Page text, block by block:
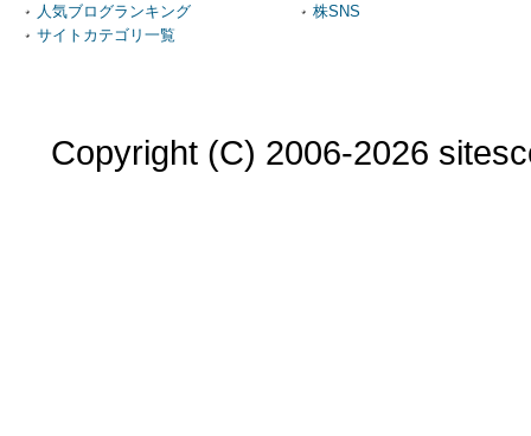
人気ブログランキング
サイトカテゴリ一覧
株SNS
Copyright (C) 2006-2026